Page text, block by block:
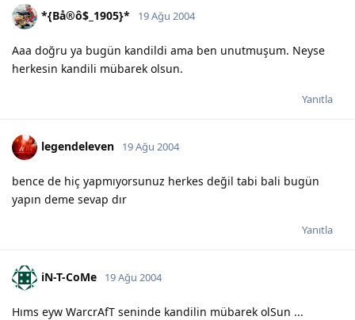
*{Bå®ô$_1905}* 19 Ağu 2004
Aaa doğru ya bugün kandildi ama ben unutmuşum. Neyse
herkesin kandili mübarek olsun.
Yanıtla
legendeleven 19 Ağu 2004
bence de hiç yapmıyorsunuz herkes değil tabi bali bugün
yapın deme sevap dır
Yanıtla
iN-T-CoMe 19 Ağu 2004
Hıms eyw WarcrAfT seninde kandilin mübarek olSun ...